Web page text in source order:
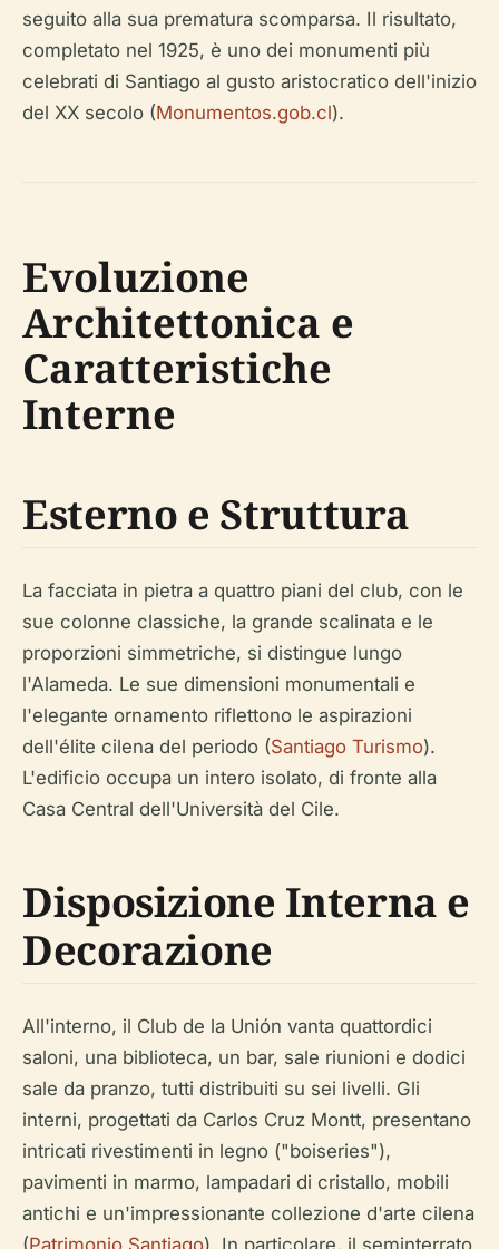
seguito alla sua prematura scomparsa. Il risultato,
completato nel 1925, è uno dei monumenti più
celebrati di Santiago al gusto aristocratico dell'inizio
del XX secolo (Monumentos.gob.cl).
Evoluzione
Architettonica e
Caratteristiche
Interne
Esterno e Struttura
La facciata in pietra a quattro piani del club, con le
sue colonne classiche, la grande scalinata e le
proporzioni simmetriche, si distingue lungo
l'Alameda. Le sue dimensioni monumentali e
l'elegante ornamento riflettono le aspirazioni
dell'élite cilena del periodo (Santiago Turismo).
L'edificio occupa un intero isolato, di fronte alla
Casa Central dell'Università del Cile.
Disposizione Interna e
Decorazione
All'interno, il Club de la Unión vanta quattordici
saloni, una biblioteca, un bar, sale riunioni e dodici
sale da pranzo, tutti distribuiti su sei livelli. Gli
interni, progettati da Carlos Cruz Montt, presentano
intricati rivestimenti in legno ("boiseries"),
pavimenti in marmo, lampadari di cristallo, mobili
antichi e un'impressionante collezione d'arte cilena
(Patrimonio Santiago). In particolare, il seminterrato